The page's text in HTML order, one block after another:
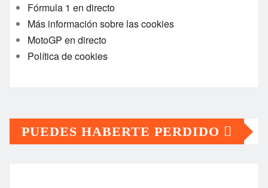
Fórmula 1 en directo
Más información sobre las cookies
MotoGP en directo
Política de cookies
PUEDES HABERTE PERDIDO